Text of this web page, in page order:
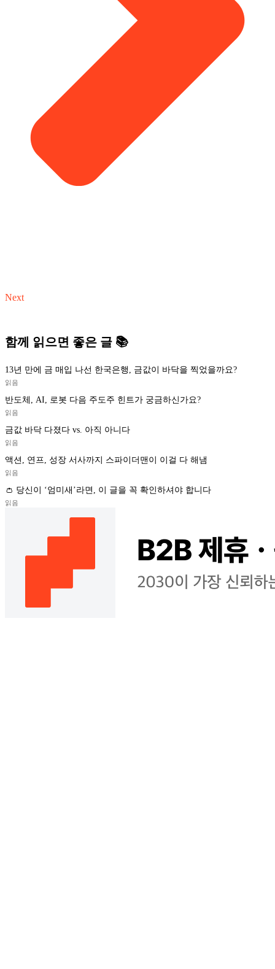
Next
함께 읽으면 좋은 글 📚
13년 만에 금 매입 나선 한국은행, 금값이 바닥을 찍었을까요?
읽음
반도체, AI, 로봇 다음 주도주 힌트가 궁금하신가요?
읽음
금값 바닥 다졌다 vs. 아직 아니다
읽음
액션, 연프, 성장 서사까지 스파이더맨이 이걸 다 해냄
읽음
👛 당신이 ‘엄미새’라면, 이 글을 꼭 확인하셔야 합니다
읽음